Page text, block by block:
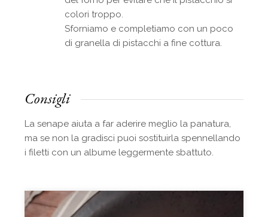
colori troppo.
Sforniamo e completiamo con un poco
di granella di pistacchi a fine cottura.
Consigli
La senape aiuta a far aderire meglio la panatura,
ma se non la gradisci puoi sostituirla spennellando
i filetti con un albume leggermente sbattuto.